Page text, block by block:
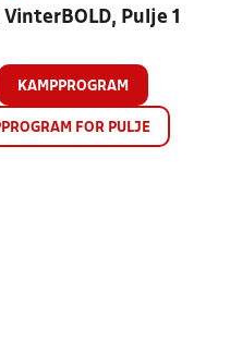
Pulje 1
KAMPPROGRAM
FOR PULJE